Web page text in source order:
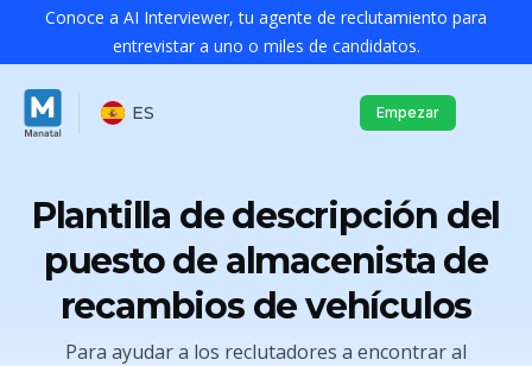
Conoce a AI Interviewer, tu agente de reclutamiento para
entrevistar a uno o miles de candidatos.
ES Empezar
Plantilla de descripción del
puesto de almacenista de
recambios de vehículos
Para ayudar a los reclutadores a encontrar al